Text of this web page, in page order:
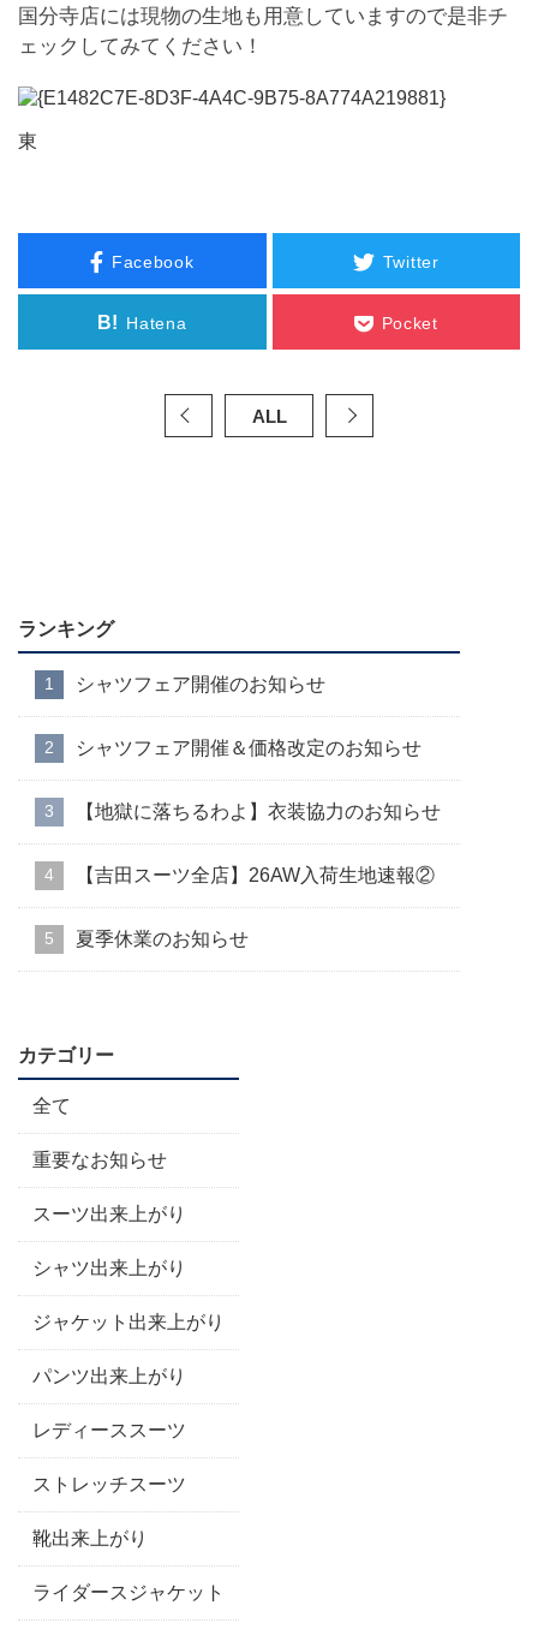
国分寺店には現物の生地も用意していますので是非チ
ェックしてみてください！
東
Facebook Twitter
B! Hatena Pocket
ALL
ランキング
シャツフェア開催のお知らせ
シャツフェア開催＆価格改定のお知らせ
【地獄に落ちるわよ】衣装協力のお知らせ
【吉田スーツ全店】26AW入荷生地速報②
夏季休業のお知らせ
カテゴリー
全て
重要なお知らせ
スーツ出来上がり
シャツ出来上がり
ジャケット出来上がり
パンツ出来上がり
レディーススーツ
ストレッチスーツ
靴出来上がり
ライダースジャケット